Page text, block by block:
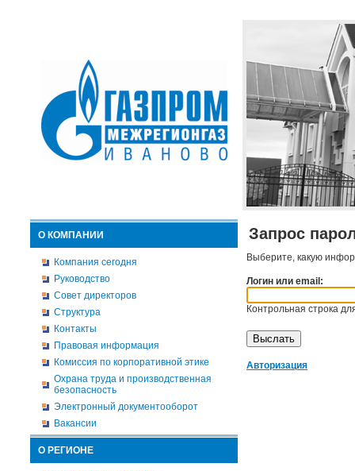
О КОМПАНИИ
Компания сегодня
Руководство
Совет директоров
Структура
Контакты
Правовая информация
Комиссия по корпоративной этике
Охрана труда и производственная
безопасность
Электронный документооборот
Вакансии
О РЕГИОНЕ
Запрос
Выберите, какую
Логин или email:
Контрольная строка
Авторизация